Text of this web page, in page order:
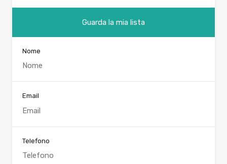
Guarda la mia lista
Nome
Email
Telefono